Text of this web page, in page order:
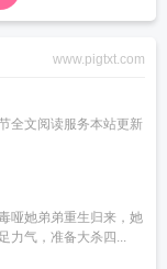
www.pigtxt.com
全文阅读服务本站更新
哑她弟弟重生归来，她
力气，准备大杀四...